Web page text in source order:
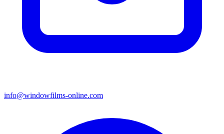
info@windowfilms-online.com